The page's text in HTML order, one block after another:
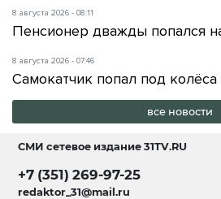
8 августа 2026 - 08:11
Пенсионер дважды попался
8 августа 2026 - 07:46
Самокатчик попал под
все новости
СМИ сетевое издание31TV.RU
+7 (351) 269-97-25
redaktor_31@mail.ru